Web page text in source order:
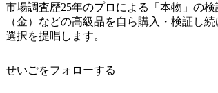
市場調査歴25年のプロによる「本物」の
（金）などの高級品を自ら購入・検証し
選択を提唱します。
せいごをフォローする